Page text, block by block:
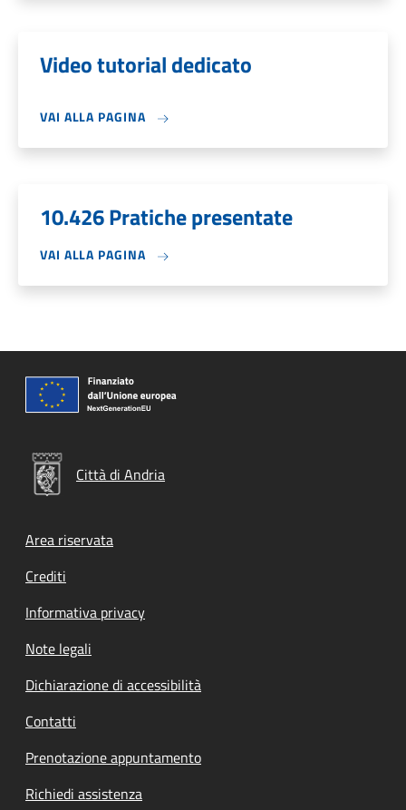
Video tutorial dedicato
VAI ALLA PAGINA
10.426 Pratiche presentate
VAI ALLA PAGINA
Città di Andria
Footer menu
Area riservata
Crediti
Informativa privacy
Note legali
Dichiarazione di accessibilità
Contatti
Prenotazione appuntamento
Richiedi assistenza